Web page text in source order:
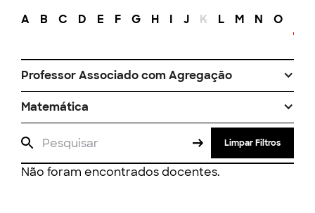
A B C D E F G H I J K L M N O
Professor Associado com Agregação
Matemática
Limpar Filtros
Não foram encontrados docentes.